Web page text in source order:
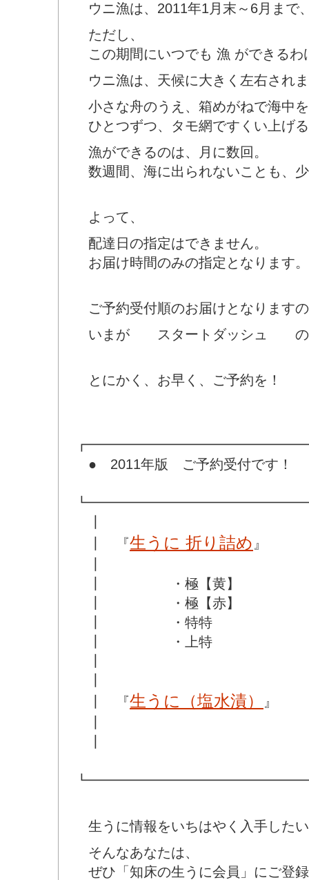
ウニ漁は、2011年1月末～6月まで
ただし、
この期間にいつでも 漁 ができるわ
ウニ漁は、天候に大きく左右され
小さな舟のうえ、箱めがねで海中
ひとつずつ、タモ網ですくい上げ
漁ができるのは、月に数回。
数週間、海に出られないことも、
よって、
配達日の指定はできません。
お届け時間のみの指定となります。
ご予約受付順のお届けとなります
いまが スタートダッシュ の
とにかく、お早く、ご予約を！
● 2011年版 ご予約受付です！
┃ 『生うに 折り詰め 』
┃ ・極【黄】
┃ ・極【赤】
┃ ・特特
┃ ・上特
┃ 『生うに（塩水漬）
』
生うに情報をいちはやく入手した
そんなあなたは、
ぜひ「知床の生うに会員」にご登